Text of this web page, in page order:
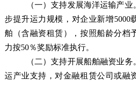
（一）支持发展海洋运输产业
步提升运力规模，对企业新增5000
舶（含融资租赁），按照船龄分档
力按50％奖励标准执行。
（二）支持开展船舶融资业务
运产业支持，对金融租赁公司或融